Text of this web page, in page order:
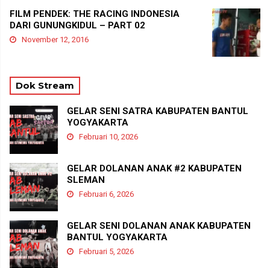
FILM PENDEK: THE RACING INDONESIA
DARI GUNUNGKIDUL – PART 02
November 12, 2016
Dok Stream
GELAR SENI SATRA KABUPATEN BANTUL
YOGYAKARTA
Februari 10, 2026
GELAR DOLANAN ANAK #2 KABUPATEN
SLEMAN
Februari 6, 2026
GELAR SENI DOLANAN ANAK KABUPATEN
BANTUL YOGYAKARTA
Februari 5, 2026